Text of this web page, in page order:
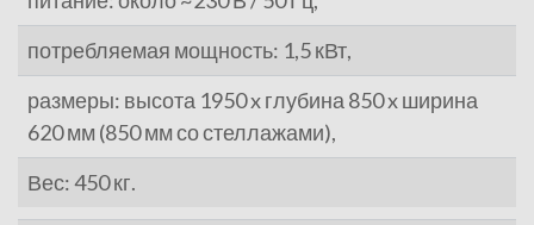
потребляемая мощность: 1,5 кВт,
размеры: высота 1950 x глубина 850 x ширина
620 мм (850 мм со стеллажами),
Вес: 450 кг.